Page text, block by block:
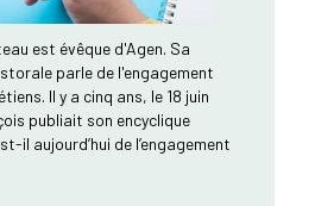
est évêque d'Agen. Sa
parle de l'engagement
Il y a cinq ans, le 18 juin
publiait son encyclique
il aujourd’hui de l’engagement